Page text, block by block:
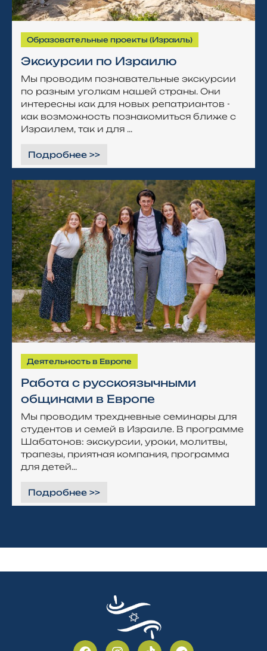
Образовательные проекты (Израиль)
Экскурсии по Израилю
Мы проводим познавательные экскурсии
по разным уголкам нашей страны. Они
интересны как для новых репатриантов -
как возможность познакомиться ближе с
Израилем, так и для ...
Подробнее >>
Деятельность в Европе
Работа с русскоязычными
общинами в Европе
Мы проводим трехдневные семинары для
студентов и семей в Израиле. В программе
Шабатонов: экскурсии, уроки, молитвы,
трапезы, приятная компания, программа
для детей...
Подробнее >>